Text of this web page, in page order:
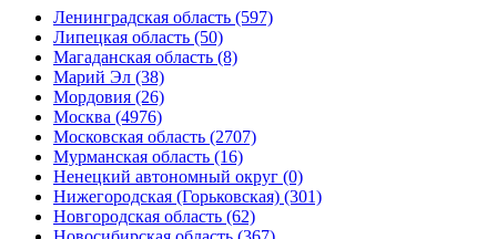
Ленинградская область (597)
Липецкая область (50)
Магаданская область (8)
Марий Эл (38)
Мордовия (26)
Москва (4976)
Московская область (2707)
Мурманская область (16)
Ненецкий автономный округ (0)
Нижегородская (Горьковская) (301)
Новгородская область (62)